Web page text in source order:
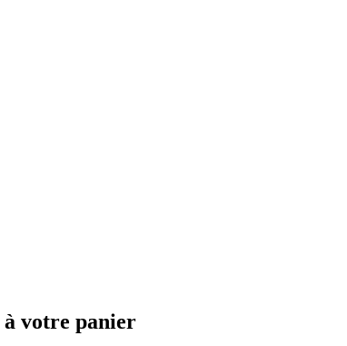
à votre panier